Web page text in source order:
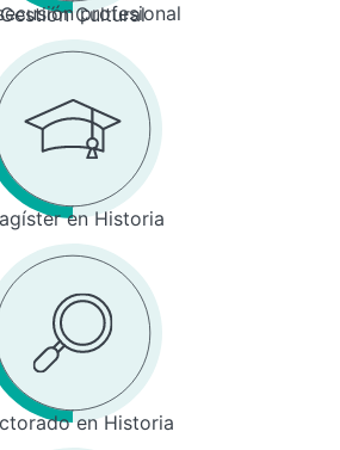
profesional
Gestión Cultural
en Historia
en Historia